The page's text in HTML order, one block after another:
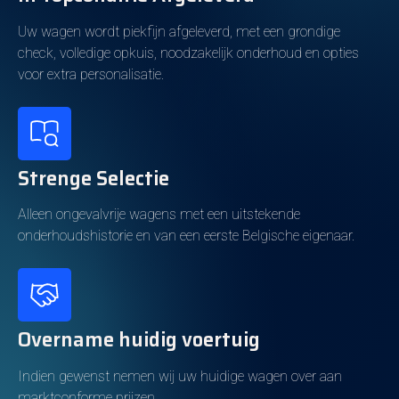
Energieverbruik
Brandstof
Hybride (Benzine)
Elektrisch bereik
Emissieklasse
Batterij-eigendom
Kleur en Bekleding
Kleur interieur
Interieur
Volledig leder
Uw wagen wordt piekfijn afgeleverd, met een grondige
check, volledige opkuis, noodzakelijk onderhoud en opties
voor extra personalisatie.
Strenge Selectie
Alleen ongevalvrije wagens met een uitstekende
onderhoudshistorie en van een eerste Belgische eigenaar.
Overname huidig voertuig
Indien gewenst nemen wij uw huidige wagen over aan